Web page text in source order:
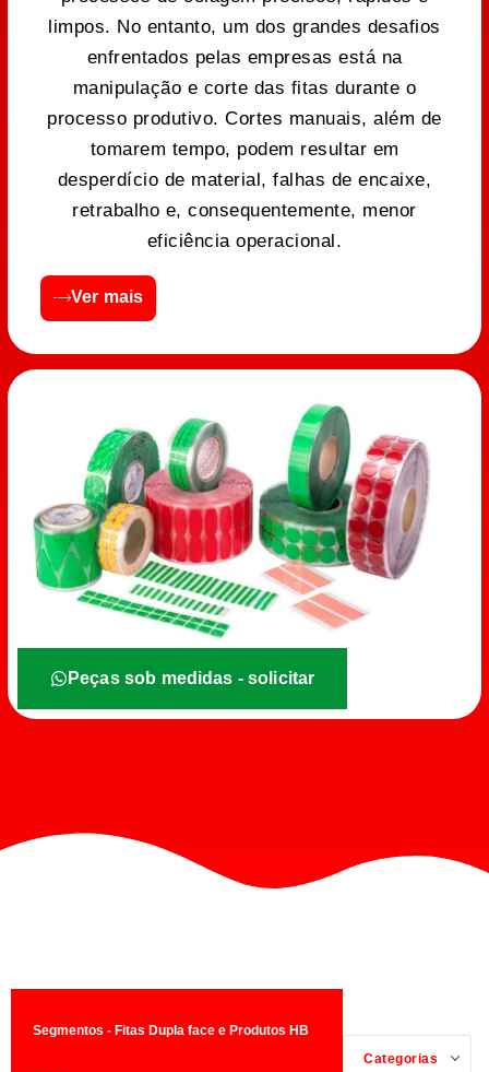
limpos. No entanto, um dos grandes desafios
enfrentados pelas empresas está na
manipulação e corte das fitas durante o
processo produtivo. Cortes manuais, além de
tomarem tempo, podem resultar em
desperdício de material, falhas de encaixe,
retrabalho e, consequentemente, menor
eficiência operacional.
Ver mais
Peças sob medidas - solicitar
Segmentos - Fitas Dupla face e Produtos HB
Categorias